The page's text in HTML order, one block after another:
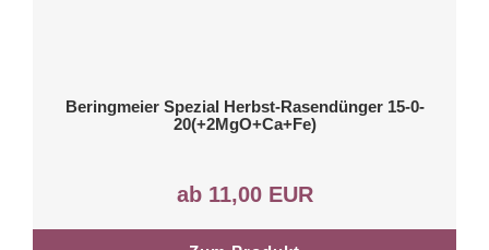
Beringmeier Spezial Herbst-Rasendünger 15-0-
20(+2MgO+Ca+Fe)
ab 11,00 EUR